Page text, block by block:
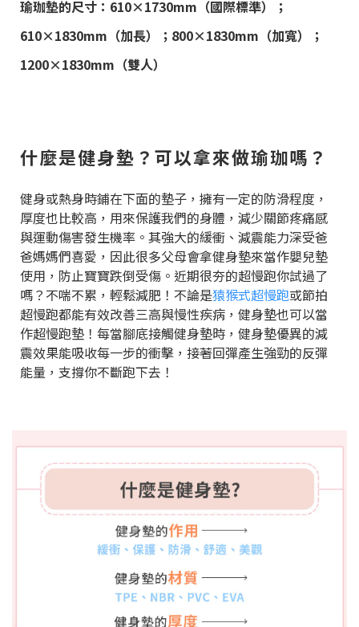
瑜珈墊的尺寸：610×1730mm（國際標準）；
610×1830mm（加長）；800×1830mm（加寬）；
1200×1830mm（雙人）
什麼是健身墊？可以拿來做瑜珈嗎？
健身或熱身時鋪在下面的墊子，擁有一定的防滑程度，
厚度也比較高，用來保護我們的身體，減少關節疼痛感
與運動傷害發生機率。其強大的緩衝、減震能力深受爸
爸媽媽們喜愛，因此很多父母會拿健身墊來當作嬰兒墊
使用，防止寶寶跌倒受傷。近期很夯的超慢跑你試過了
嗎？不喘不累，輕鬆減肥！不論是猿猴式超慢跑或節拍
超慢跑都能有效改善三高與慢性疾病，健身墊也可以當
作超慢跑墊！每當腳底接觸健身墊時，健身墊優異的減
震效果能吸收每一步的衝擊，接著回彈產生強勁的反彈
能量，支撐你不斷跑下去！